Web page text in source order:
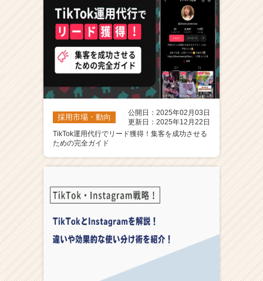
採用市場・動向
公開日：2025年02月03日
更新日：2025年12月22日
TikTok運用代行でリード獲得！集客を成功させる
ための完全ガイド